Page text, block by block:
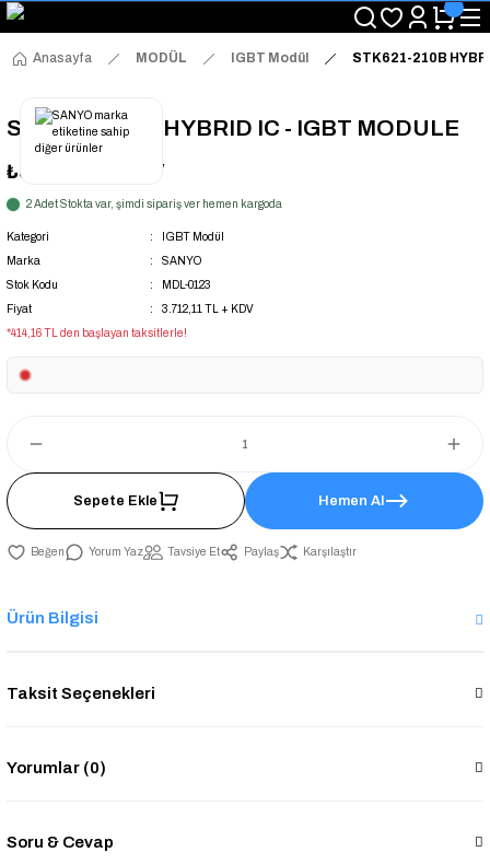
"Saat 14:00'a Kadar Verilen Siparişlerde Aynı Gün Kargo Avantajı!
"Binlerce Ürün Çeşitliliği ile Stoktan Hemen Teslim."
"Toptan Fiyatına Perakende Satış Avantajını Kaçırmayın!"
Anasayfa MODÜL IGBT Modül STK621-210B
STK621-210B HYBRID IC - IGBT MODULE
₺3.712,11 + KDV
2 Adet Stokta var, şimdi sipariş ver hemen kargoda
Kategori
IGBT Modül
Marka
SANYO
Stok Kodu
MDL-0123
Fiyat
3.712,11 TL + KDV
*414,16 TL den başlayan taksitlerle!
Sepete Ekle Hemen Al
Yorum Yaz Tavsiye Et Paylaş Karşılaştır
Ürün Bilgisi
Taksit Seçenekleri
Yorumlar (0)
Soru & Cevap